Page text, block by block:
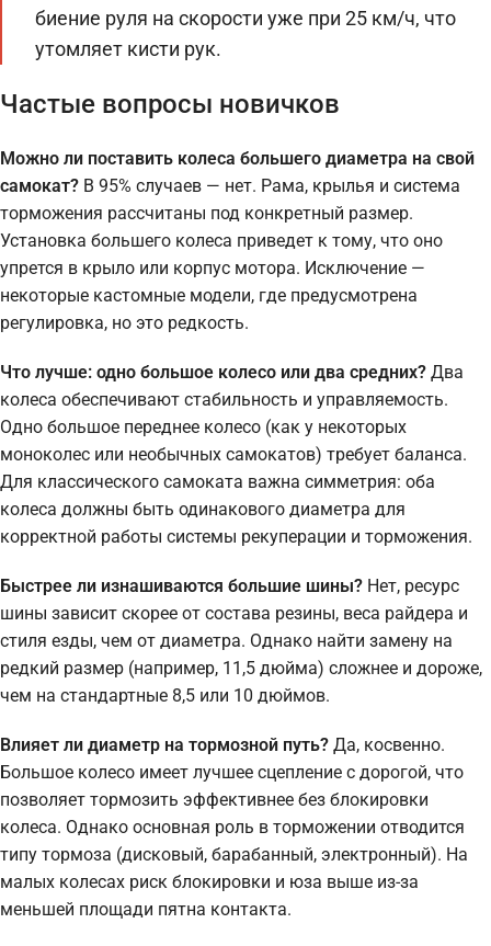
биение руля на скорости уже при 25 км/ч, что
утомляет кисти рук.
Частые вопросы новичков
Можно ли поставить колеса большего диаметра на свой
самокат? В 95% случаев — нет. Рама, крылья и система
торможения рассчитаны под конкретный размер.
Установка большего колеса приведет к тому, что оно
упрется в крыло или корпус мотора. Исключение —
некоторые кастомные модели, где предусмотрена
регулировка, но это редкость.
Что лучше: одно большое колесо или два средних? Два
колеса обеспечивают стабильность и управляемость.
Одно большое переднее колесо (как у некоторых
моноколес или необычных самокатов) требует баланса.
Для классического самоката важна симметрия: оба
колеса должны быть одинакового диаметра для
корректной работы системы рекуперации и торможения.
Быстрее ли изнашиваются большие шины? Нет, ресурс
шины зависит скорее от состава резины, веса райдера и
стиля езды, чем от диаметра. Однако найти замену на
редкий размер (например, 11,5 дюйма) сложнее и дороже,
чем на стандартные 8,5 или 10 дюймов.
Влияет ли диаметр на тормозной путь? Да, косвенно.
Большое колесо имеет лучшее сцепление с дорогой, что
позволяет тормозить эффективнее без блокировки
колеса. Однако основная роль в торможении отводится
типу тормоза (дисковый, барабанный, электронный). На
малых колесах риск блокировки и юза выше из-за
меньшей площади пятна контакта.